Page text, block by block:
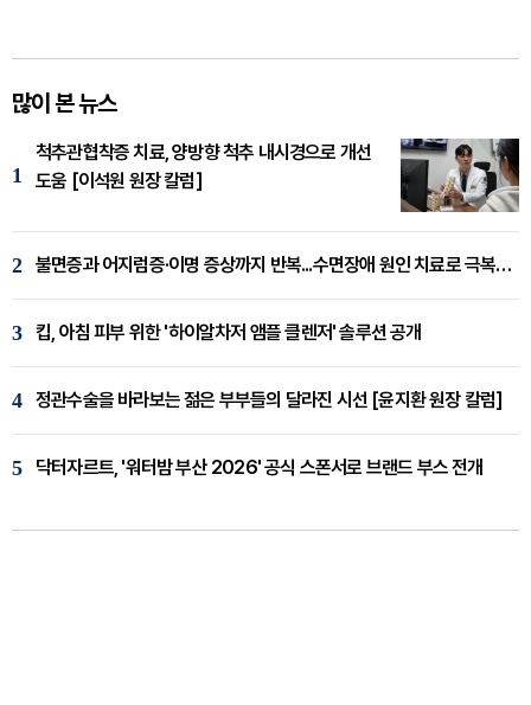
많이 본 뉴스
1
척추관협착증 치료, 양방향 척추 내시경으로 개선
도움 [이석원 원장 칼럼]
2 불면증과 어지럼증·이명 증상까지 반복...수면장애 원인 치료로 극복해야
3 킵, 아침 피부 위한 '하이알차저 앰플 클렌저' 솔루션 공개
4 정관수술을 바라보는 젊은 부부들의 달라진 시선 [윤지환 원장 칼럼]
5 닥터자르트, '워터밤 부산 2026' 공식 스폰서로 브랜드 부스 전개